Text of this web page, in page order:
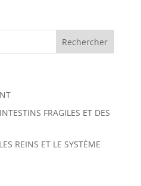
FRAGILES ET DES
REINS ET LE SYSTÈME